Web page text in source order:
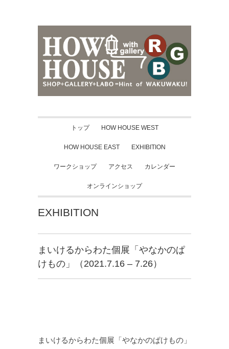
トップ HOW HOUSE WEST
HOW HOUSE EAST EXHIBITION
ワークショップ アクセス カレンダー
オンラインショップ
EXHIBITION
まいけるからわた個展「やなかのぱ
けもの」（2021.7.16 – 7.26）
まいけるからわた個展「やなかのぱけもの」